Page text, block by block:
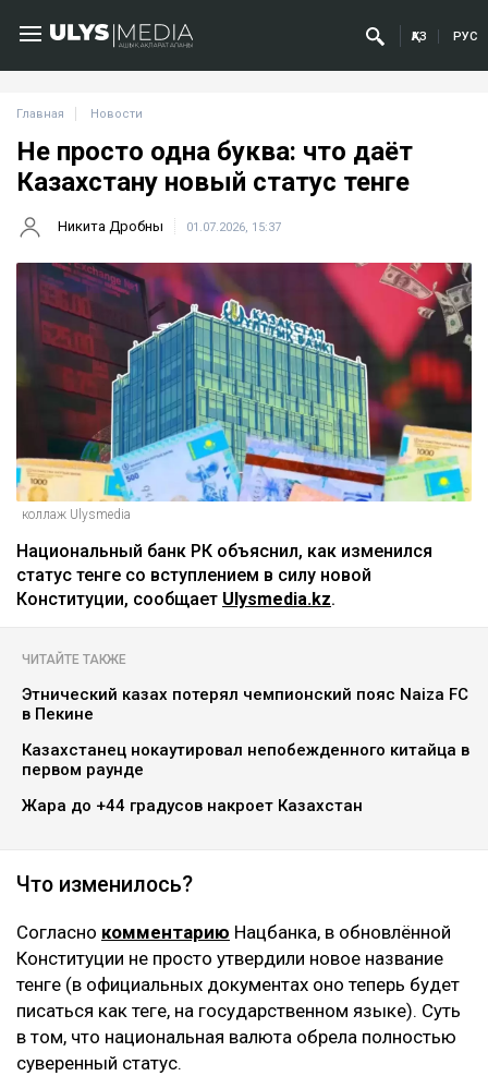
ҚАЗ РУС
Главная Новости
Не просто одна буква: что даёт
Казахстану новый статус тенге
Никита Дробны 01.07.2026, 15:37
коллаж Ulysmedia
Национальный банк РК объяснил, как изменился
статус тенге со вступлением в силу новой
Конституции, сообщает Ulysmedia.kz.
ЧИТАЙТЕ ТАКЖЕ
Этнический казах потерял чемпионский пояс Naiza FC
в Пекине
Казахстанец нокаутировал непобежденного китайца в
первом раунде
Жара до +44 градусов накроет Казахстан
Что изменилось?
Согласно комментарию Нацбанка, в обновлённой
Конституции не просто утвердили новое название
тенге (в официальных документах оно теперь будет
писаться как теңге, на государственном языке). Суть
в том, что национальная валюта обрела полностью
суверенный статус.